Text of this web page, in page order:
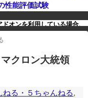
性能評価試験
オンを利用している場合、
ト全体のレイアウトが崩れ
クロン大統領
ねる・５ちゃんねる,